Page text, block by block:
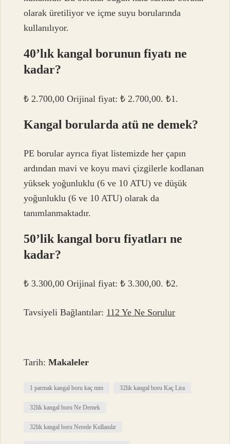
olarak üretiliyor ve içme suyu borularında
kullanılıyor.
40’lık kangal borunun fiyatı ne
kadar?
₺ 2.700,00 Orijinal fiyat: ₺ 2.700,00. ₺1.
Kangal borularda atü ne demek?
PE borular ayrıca fiyat listemizde her çapın
ardından mavi ve koyu mavi çizgilerle kodlanan
yüksek yoğunluklu (6 ve 10 ATU) ve düşük
yoğunluklu (6 ve 10 ATU) olarak da
tanımlanmaktadır.
50’lik kangal boru fiyatları ne
kadar?
₺ 3.300,00 Orijinal fiyat: ₺ 3.300,00. ₺2.
Tavsiyeli Bağlantılar: 112 Ye Ne Sorulur
Tarih:Makaleler
1 parmak kangal boru kaç mm 32lik kangal boru Kaç Lira
32lik kangal boru Ne Demek
32lik kangal boru Nerede Kullanılır